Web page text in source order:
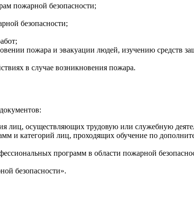
пожарной безопасности;
безопасности;
пожара и эвакуации людей, изучению средств
в случае возникновения пожара.
осуществляющих трудовую или служебную
и категорий лиц, проходящих обучение по
программ в области пожарной
безопасности».